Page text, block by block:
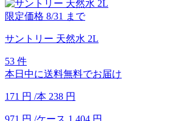
限定価格 8/31 まで
サントリー 天然水 2L
53 件
本日中に送料無料でお届け
171 円 /本 238 円